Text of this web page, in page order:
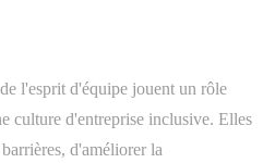
l'esprit d'équipe jouent un rôle
culture d'entreprise inclusive. Elles
d'améliorer la